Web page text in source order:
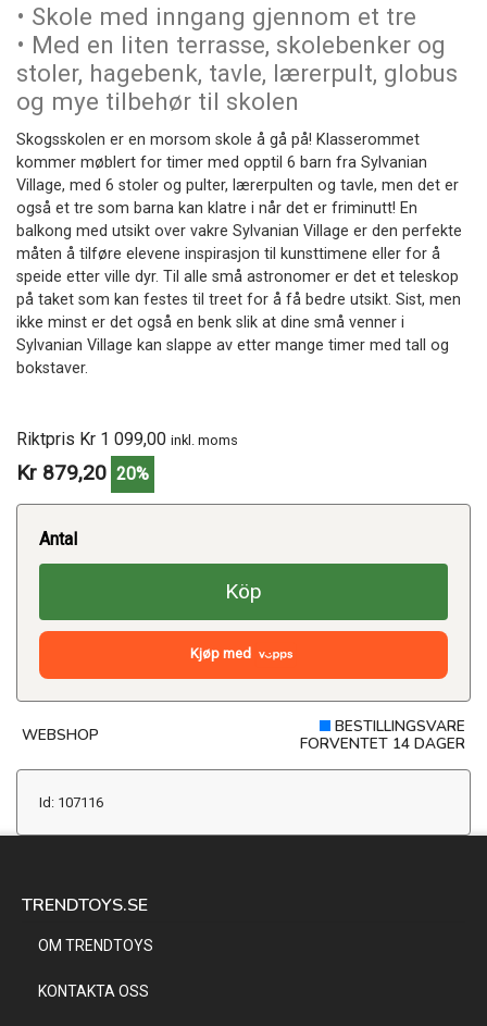
• Skole med inngang gjennom et tre
• Med en liten terrasse, skolebenker og
stoler, hagebenk, tavle, lærerpult, globus
og mye tilbehør til skolen
Skogsskolen er en morsom skole å gå på! Klasserommet
kommer møblert for timer med opptil 6 barn fra Sylvanian
Village, med 6 stoler og pulter, lærerpulten og tavle, men det er
også et tre som barna kan klatre i når det er friminutt! En
balkong med utsikt over vakre Sylvanian Village er den perfekte
måten å tilføre elevene inspirasjon til kunsttimene eller for å
speide etter ville dyr. Til alle små astronomer er det et teleskop
på taket som kan festes til treet for å få bedre utsikt. Sist, men
ikke minst er det også en benk slik at dine små venner i
Sylvanian Village kan slappe av etter mange timer med tall og
bokstaver.
Riktpris Kr 1 099,00 inkl. moms
Kr 879,20 20%
Antal
Köp
Kjøp med
WEBSHOP
BESTILLINGSVARE
FORVENTET 14 DAGER
Id: 107116
TRENDTOYS.SE
OM TRENDTOYS
KONTAKTA OSS